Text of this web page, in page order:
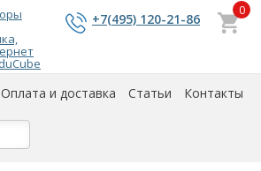
+7(495) 120-21-86
0
Оплата и доставка Статьи Контакты